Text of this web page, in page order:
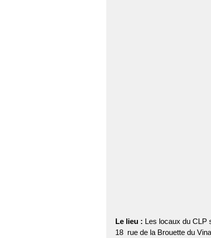
Le lieu : Les locaux du CLP
18  rue de la Brouette du